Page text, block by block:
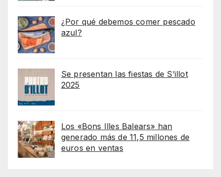
¿Por qué debemos comer pescado
azul?
Se presentan las fiestas de S’illot
2025
Los «Bons Illes Balears» han
generado más de 11,5 millones de
euros en ventas